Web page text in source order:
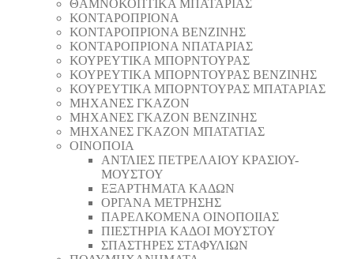
ΘAΜΝΟΚΟΠΤΙΚΑ ΜΠΑΤΑΡΙΑΣ
ΚΟΝΤΑΡΟΠΡΙΟΝΑ
ΚΟΝΤΑΡΟΠΡΙΟΝΑ ΒΕΝΖΙΝΗΣ
ΚΟΝΤΑΡΟΠΡΙΟΝΑ ΝΠΑΤΑΡΙΑΣ
ΚΟΥΡΕΥΤΙΚΑ ΜΠΟΡΝΤΟΥΡΑΣ
ΚΟΥΡΕΥΤΙΚΑ ΜΠΟΡΝΤΟΥΡΑΣ ΒΕΝΖΙΝΗΣ
ΚΟΥΡΕΥΤΙΚΑ ΜΠΟΡΝΤΟΥΡΑΣ ΜΠΑΤΑΡΙΑΣ
ΜΗΧΑΝΕΣ ΓΚΑΖΟΝ
ΜΗΧΑΝΕΣ ΓΚΑΖΟΝ ΒΕΝΖΙΝΗΣ
ΜΗΧΑΝΕΣ ΓΚΑΖΟΝ ΜΠΑΤΑΤΙΑΣ
ΟΙΝΟΠΟΙΑ
ΑΝΤΛΙΕΣ ΠΕΤΡΕΛΑΙΟΥ ΚΡΑΣΙΟΥ-
ΜΟΥΣΤΟΥ
ΕΞΑΡΤΗΜΑΤΑ ΚΑΔΩΝ
ΟΡΓΑΝΑ ΜΕΤΡΗΣΗΣ
ΠΑΡΕΛΚΟΜΕΝΑ ΟΙΝΟΠΟΙΙΑΣ
ΠΙΕΣΤΗΡΙΑ ΚΑΔΟΙ ΜΟΥΣΤΟΥ
ΣΠΑΣΤΗΡΕΣ ΣΤΑΦΥΛΙΩΝ